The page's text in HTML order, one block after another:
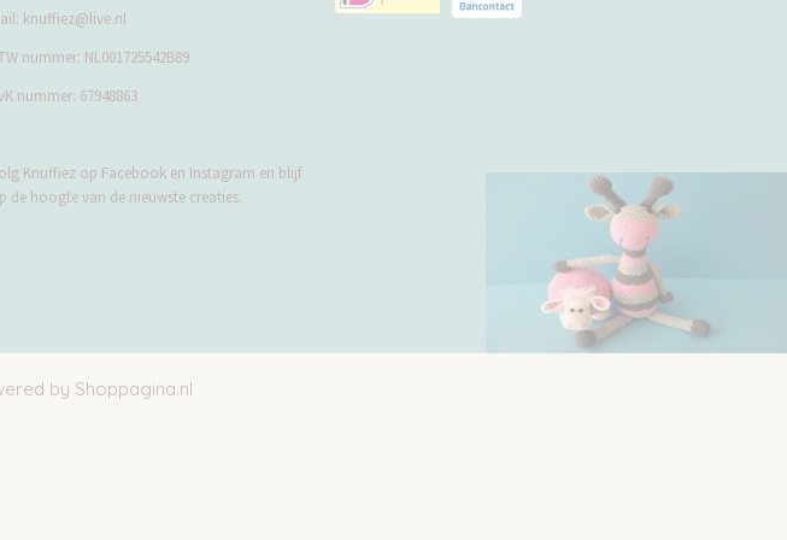
knuffiez@live.nl
nummer: NL001725542B89
nummer: 67948863
Knuffiez op Facebook en Instagram en blijf
de hoogte van de nieuwste creaties.
by Shoppagina.nl